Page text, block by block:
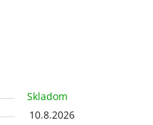
Skladom
10.8.2026